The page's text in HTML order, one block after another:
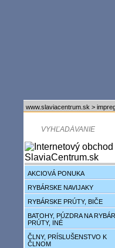
www.slaviacentrum.sk >
AKCIOVÁ PONUKA
RYBÁRSKE NAVIJAKY
RYBÁRSKE PRÚTY, BIČE
BATOHY, PÚZDRA NA
PRÚTY, INÉ
ČLNY, PRÍSLUŠENSTVO K
ČLNOM